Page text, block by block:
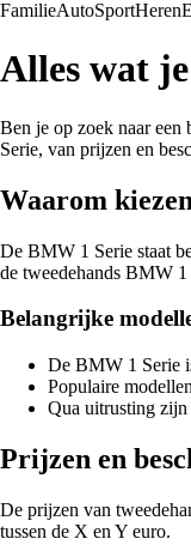
FamilieAutoSportHeren
Alles wat
Ben je op zoek naar
Serie, van prijzen en
Waarom
De BMW 1 Serie staat
de tweedehands BMW 1
Belangrijke
De BMW 1 Serie
Populaire
Qua uitrusting zijn
Prijzen en
De prijzen van
tussen de X en Y euro.